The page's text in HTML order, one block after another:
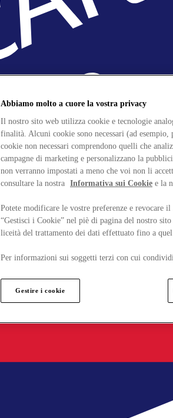
Abbiamo molto a cuore la vostra privacy
Il nostro sito web utilizza cookie e tecnologie
finalità. Alcuni cookie sono necessari (ad
cookie non necessari comprendono quelli che
campagne di marketing e personalizzano la
non verranno impostati a meno che voi non li
consultare la nostra Informativa sui Cookie e la
Potete modificare le vostre preferenze e revocare
“Gestisci i Cookie” nel piè di pagina del nostro
liceità del trattamento dei dati effettuato fino a
Per informazioni sui soggetti terzi con cui
Gestire i cookie